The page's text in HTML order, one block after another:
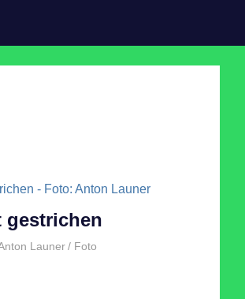
gestrichen
Launer Foto